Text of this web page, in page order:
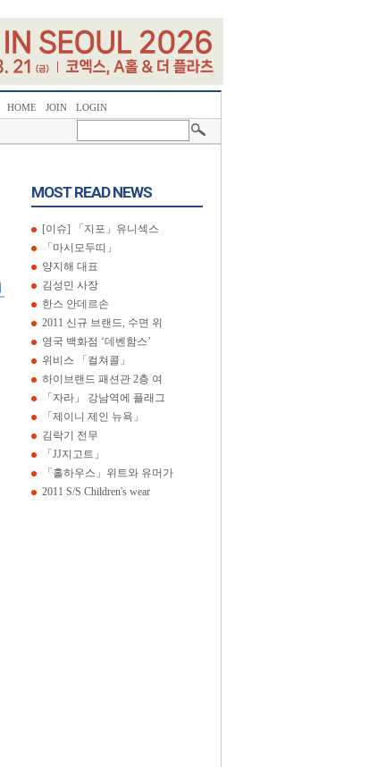
HOME JOIN LOGIN
MOST READ NEWS
[이슈] 「지포」유니섹스
「마시모두띠」
양지해 대표
김성민 사장
한스 안데르손
2011 신규 브랜드, 수면 위
영국 백화점 ‘데벤함스’
위비스 「컬쳐콜」
하이브랜드 패션관 2층 여
「자라」 강남역에 플래그
「제이니 제인 뉴욕」
김락기 전무
「JJ지고트」
「홀하우스」위트와 유머가
2011 S/S Children's wear